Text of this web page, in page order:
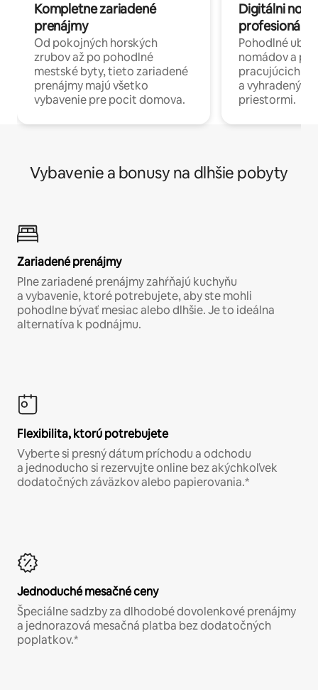
Kompletne zariadené
prenájmy
Od pokojných horských
zrubov až po pohodlné
mestské byty, tieto zariadené
prenájmy majú všetko
vybavenie pre pocit domova.
Digitálni
profesionáli
Pohodlné
nomádov a
pracujúcich
a
priestormi.
Vybavenie a bonusy na dlhšie pobyty
Zariadené prenájmy
Plne zariadené prenájmy zahŕňajú kuchyňu
a vybavenie, ktoré potrebujete, aby ste mohli
pohodlne bývať mesiac alebo dlhšie. Je to ideálna
alternatíva k podnájmu.
Flexibilita, ktorú potrebujete
Vyberte si presný dátum príchodu a odchodu
a jednoducho si rezervujte online bez akýchkoľvek
dodatočných záväzkov alebo papierovania.*
Jednoduché mesačné ceny
Špeciálne sadzby za dlhodobé dovolenkové prenájmy
a jednorazová mesačná platba bez dodatočných
poplatkov.*